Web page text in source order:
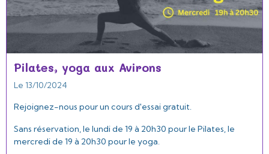
Pilates, yoga aux Avirons
Le 13/10/2024
Rejoignez-nous pour un cours d'essai gratuit.
Sans réservation, le lundi de 19 à 20h30 pour le Pilates, le
mercredi de 19 à 20h30 pour le yoga.